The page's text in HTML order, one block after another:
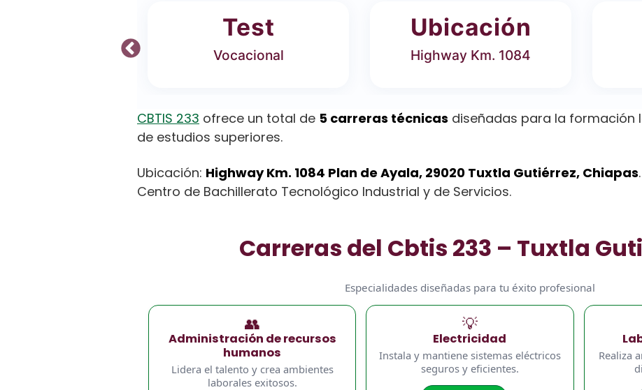
Test
Vocacional
Ubicación
Highway Km. 1084
CBTIS 233 ofrece un total de 5 carreras técnicas diseñadas para la
de estudios superiores.
Ubicación: Highway Km. 1084 Plan de Ayala, 29020 Tuxtla Gutiérrez, Chiapas
Centro de Bachillerato Tecnológico Industrial y de Servicios.
Carreras del Cbtis 233 – Tuxtla
Especialidades diseñadas para tu éxito profesional
👥
Administración de recursos
humanos
Lidera el talento y crea ambientes
laborales exitosos.
💡
Electricidad
Instala y mantiene sistemas eléctricos
seguros y eficientes.
Realiza